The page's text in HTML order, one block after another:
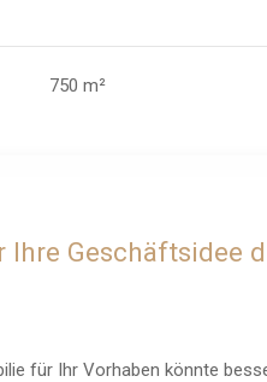
750 m²
Ihre Geschäftsidee
für Ihr Vorhaben könnte